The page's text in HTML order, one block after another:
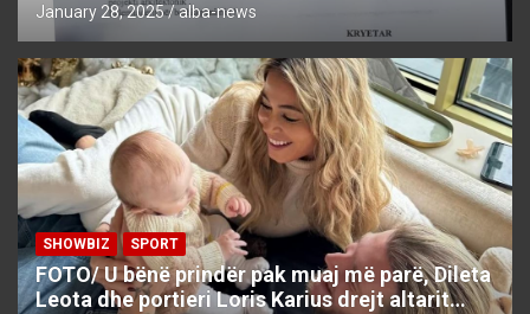
January 28, 2025 alba-news
SHOWBIZ SPORT
FOTO/ U bënë prindër pak muaj më parë, Dileta
Leota dhe portieri Loris Karius drejt altarit…